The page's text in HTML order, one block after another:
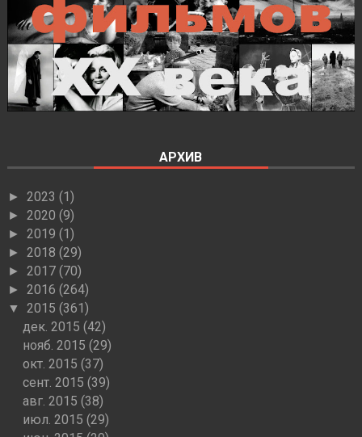
АРХИВ
► 2023 (1)
► 2020 (9)
► 2019 (1)
► 2018 (29)
► 2017 (70)
► 2016 (264)
▼ 2015 (361)
дек. 2015(42)
нояб. 2015(29)
окт. 2015(37)
сент. 2015(39)
авг. 2015(38)
июл. 2015(29)